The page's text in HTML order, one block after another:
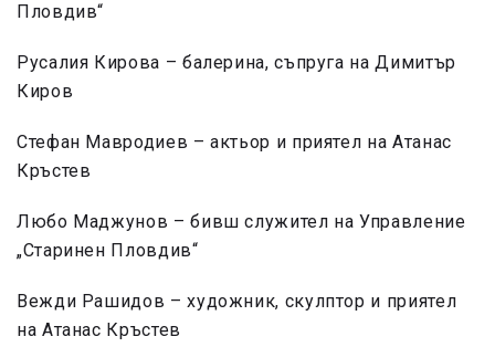
Пловдив“
Русалия Кирова – балерина, съпруга на Димитър
Киров
Стефан Мавродиев – актьор и приятел на Атанас
Кръстев
Любо Маджунов – бивш служител на Управление
„Старинен Пловдив“
Вежди Рашидов – художник, скулптор и приятел
на Атанас Кръстев